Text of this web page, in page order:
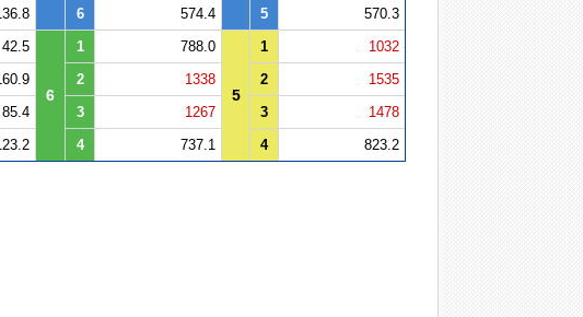
6 574.4 5 570.3
42.5
6
1 788.0
5
1
1032
2 1338 2
1535
85.4 3 1267 3
1478
4 737.1 4 823.2